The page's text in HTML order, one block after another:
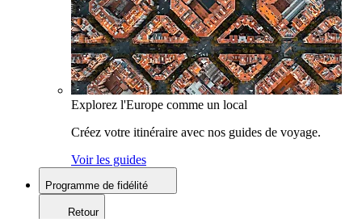
Explorez l'Europe comme un local
Créez votre itinéraire avec nos guides de voyage.
Voir les guides
Programme de fidélité
Retour